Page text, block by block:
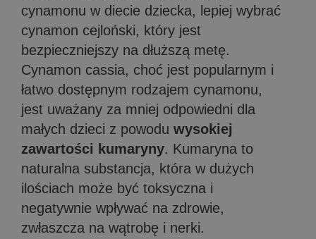
cynamonu w diecie dziecka, lepiej wybrać
cynamon cejloński, który jest
bezpieczniejszy na dłuższą metę.
Cynamon cassia, choć jest popularnym i
łatwo dostępnym rodzajem cynamonu,
jest uważany za mniej odpowiedni dla
małych dzieci z powodu wysokiej
zawartości kumaryny. Kumaryna to
naturalna substancja, która w dużych
ilościach może być toksyczna i
negatywnie wpływać na zdrowie,
zwłaszcza na wątrobę i nerki.